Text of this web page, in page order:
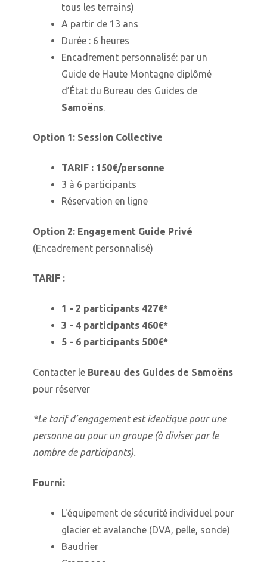
tous les terrains)
A partir de 13 ans
Durée : 6 heures
Encadrement personnalisé: par un
Guide de Haute Montagne diplômé
d’État du Bureau des Guides de
Samoëns.
Option 1: Session Collective
TARIF : 150€/personne
3 à 6 participants
Réservation en ligne
Option 2: Engagement Guide Privé
(Encadrement personnalisé)
TARIF :
1 - 2 participants 427€*
3 - 4 participants 460€*
5 - 6 participants 500€*
Contacter le Bureau des Guides de Samoëns
pour réserver
*Le tarif d’engagement est identique pour une
personne ou pour un groupe (à diviser par le
nombre de participants).
Fourni:
L'équipement de sécurité individuel pour
glacier et avalanche (DVA, pelle, sonde)
Baudrier